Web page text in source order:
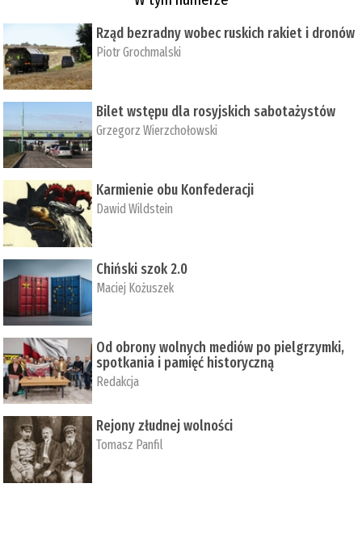
Rząd bezradny wobec ruskich rakiet i dronów
Piotr Grochmalski
Bilet wstępu dla rosyjskich sabotażystów
Grzegorz Wierzchołowski
Karmienie obu Konfederacji
Dawid Wildstein
Chiński szok 2.0
Maciej Kożuszek
Od obrony wolnych mediów po pielgrzymki,
spotkania i pamięć historyczną
Redakcja
Rejony złudnej wolności
Tomasz Panfil